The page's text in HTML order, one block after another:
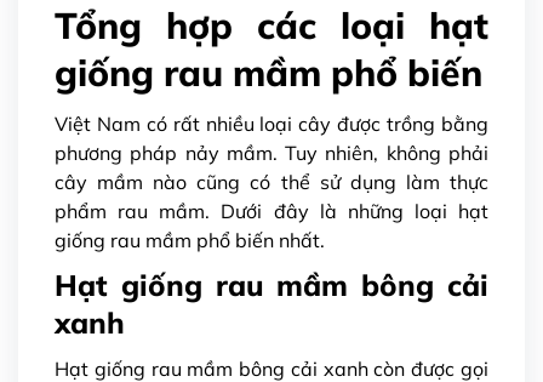
Tổng hợp các loại hạt
giống rau mầm phổ biến
Việt Nam có rất nhiều loại cây được trồng bằng
phương pháp nảy mầm. Tuy nhiên, không phải
cây mầm nào cũng có thể sử dụng làm thực
phẩm rau mầm. Dưới đây là những loại hạt
giống rau mầm phổ biến nhất.
Hạt giống rau mầm bông cải
xanh
Hạt giống rau mầm bông cải xanh còn được gọi